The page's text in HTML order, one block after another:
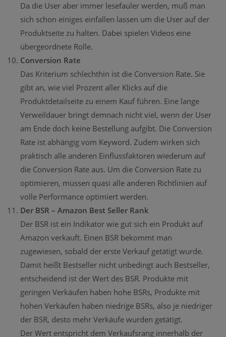
Da die User aber immer lesefauler werden, muß man
sich schon einiges einfallen lassen um die User auf der
Produktseite zu halten. Dabei spielen Videos eine
übergeordnete Rolle.
Conversion Rate
Das Kriterium schlechthin ist die Conversion Rate. Sie
gibt an, wie viel Prozent aller Klicks auf die
Produktdetailseite zu einem Kauf führen. Eine lange
Verweildauer bringt demnach nicht viel, wenn der User
am Ende doch keine Bestellung aufgibt. Die Conversion
Rate ist abhängig vom Keyword. Zudem wirken sich
praktisch alle anderen Einflussfaktoren wiederum auf
die Conversion Rate aus. Um die Conversion Rate zu
optimieren, müssen quasi alle anderen Richtlinien auf
volle Performance optimiert werden.
Der BSR – Amazon Best Seller Rank
Der BSR ist ein Indikator wie gut sich ein Produkt auf
Amazon verkauft. Einen BSR bekommt man
zugewiesen, sobald der erste Verkauf getätigt wurde.
Damit heißt Bestseller nicht unbedingt auch Bestseller,
entscheidend ist der Wert des BSR. Produkte mit
geringen Verkäufen haben hohe BSRs, Produkte mit
hohen Verkäufen haben niedrige BSRs, also je niedriger
der BSR, desto mehr Verkäufe wurden getätigt.
Der Wert entspricht dem Verkaufsrang innerhalb der